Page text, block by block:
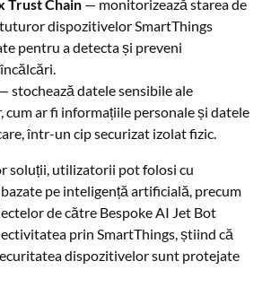
Trust Chain — monitorizează starea de
dispozitivelor SmartThings
pentru a detecta și preveni
stochează datele sensibile ale
ar fi informațiile personale și datele
într-un cip securizat izolat fizic.
soluții, utilizatorii pot folosi cu
pe inteligență artificială, precum
de către Bespoke AI Jet Bot
prin SmartThings, știind că
dispozitivelor sunt protejate